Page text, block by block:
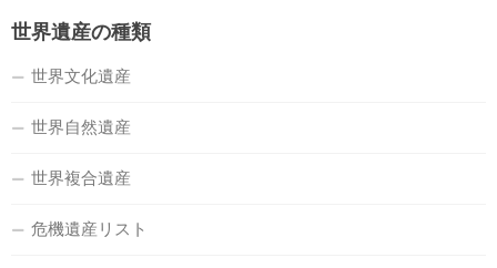
世界遺産の種類
世界文化遺産
世界自然遺産
世界複合遺産
危機遺産リスト